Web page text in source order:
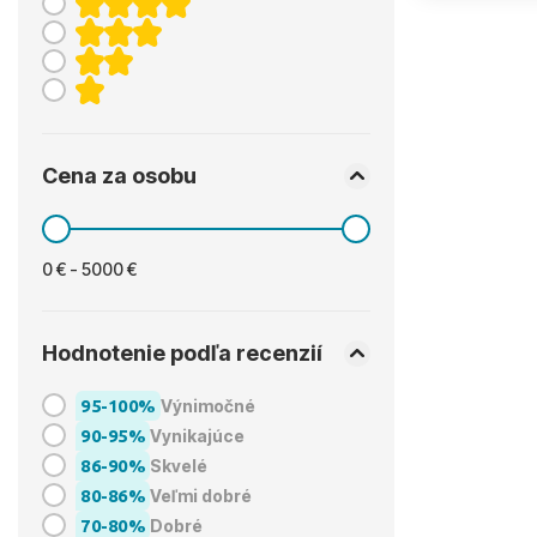
Cena za osobu
0 € - 5000 €
Hodnotenie podľa recenzií
95-100% Výnimočné
90-95% Vynikajúce
86-90% Skvelé
80-86% Veľmi dobré
70-80% Dobré